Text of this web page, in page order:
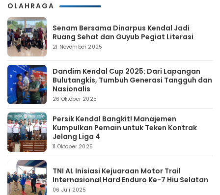
OLAHRAGA
Senam Bersama Dinarpus Kendal Jadi
Ruang Sehat dan Guyub Pegiat Literasi
21 November 2025
Dandim Kendal Cup 2025: Dari Lapangan
Bulutangkis, Tumbuh Generasi Tangguh dan
Nasionalis
26 Oktober 2025
Persik Kendal Bangkit! Manajemen
Kumpulkan Pemain untuk Teken Kontrak
Jelang Liga 4
11 Oktober 2025
TNI AL Inisiasi Kejuaraan Motor Trail
Internasional Hard Enduro Ke-7 Hiu Selatan
06 Juli 2025